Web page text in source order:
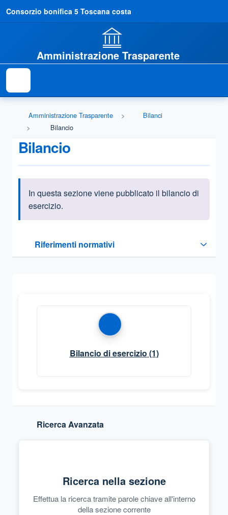
Consorzio bonifica 5 Toscana costa
Amministrazione Trasparente
Amministrazione Trasparente
Bilanci
Bilancio
Bilancio
Informazioni introduttive
In questa sezione viene pubblicato il bilancio di
esercizio.
Riferimenti normativi
Sezione compressa
Bilancio di esercizio (1)
Ricerca Avanzata
Ricerca nella sezione
Effettua la ricerca tramite parole chiave all'interno
della sezione corrente